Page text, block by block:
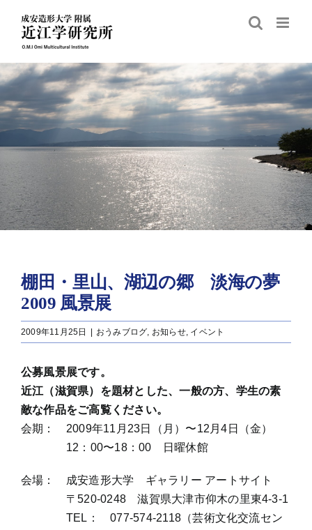
content
棚田・里山、湖辺の郷 淡海の夢
2009 風景展
2009年11月25日 おうみブログ, お知らせ, イベント
公募風景展です。
近江（滋賀県）を題材とした、一般の方、学生の素
敵な作品をご高覧ください。
会期： 2009年11月23日（月）〜12月4日（金）
12：00〜18：00 日曜休館
会場： 成安造形大学 ギャラリー アートサイト
〒520-0248 滋賀県大津市仰木の里東4-3-1
TEL： 077-574-2118（芸術文化交流セン